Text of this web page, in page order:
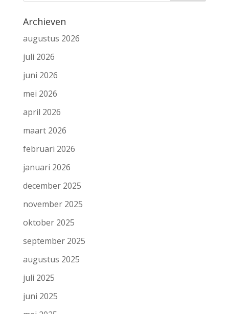
Archieven
augustus 2026
juli 2026
juni 2026
mei 2026
april 2026
maart 2026
februari 2026
januari 2026
december 2025
november 2025
oktober 2025
september 2025
augustus 2025
juli 2025
juni 2025